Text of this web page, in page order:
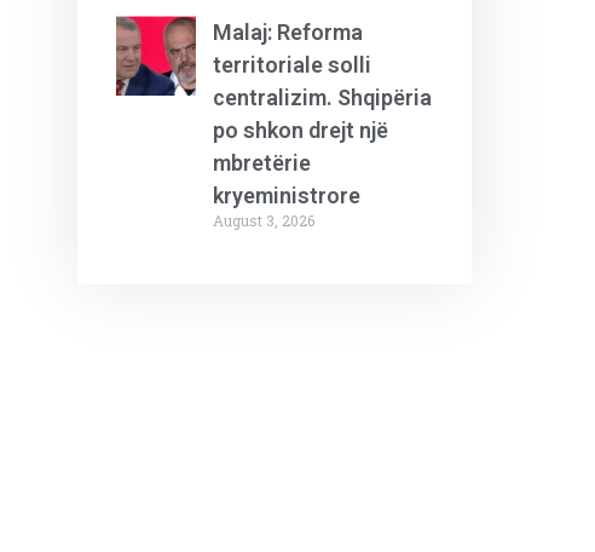
Malaj: Reforma
territoriale solli
centralizim. Shqipëria
po shkon drejt një
mbretërie
kryeministrore
August 3, 2026